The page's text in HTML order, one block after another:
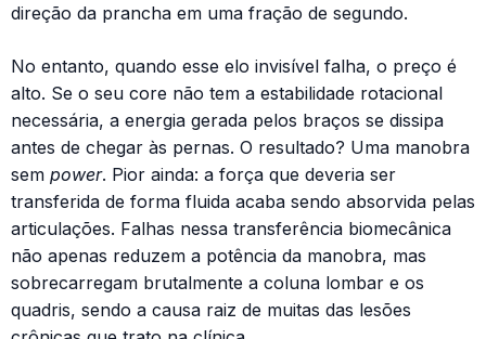
direção da prancha em uma fração de segundo.
No entanto, quando esse elo invisível falha, o preço é
alto. Se o seu core não tem a estabilidade rotacional
necessária, a energia gerada pelos braços se dissipa
antes de chegar às pernas. O resultado? Uma manobra
sem power. Pior ainda: a força que deveria ser
transferida de forma fluida acaba sendo absorvida pelas
articulações. Falhas nessa transferência biomecânica
não apenas reduzem a potência da manobra, mas
sobrecarregam brutalmente a coluna lombar e os
quadris, sendo a causa raiz de muitas das lesões